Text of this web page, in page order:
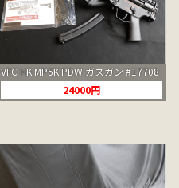
VFC HK MP5K PDW ガスガン #17708
24000円